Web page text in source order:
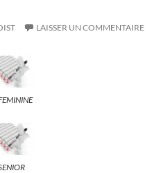
LAISSER UN COMMENTAIRE